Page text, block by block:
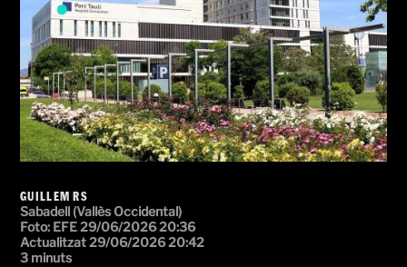
GUILLEM RS
Sabadell (Vallès Occidental)
Foto: EFE29/06/2026 20:36
Actualitzat 29/06/2026 20:42
3 minuts